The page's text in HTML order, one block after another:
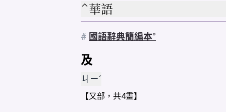
華語
# 國語辭典簡編本
及
ㄐㄧˊ
【又部，共4畫】